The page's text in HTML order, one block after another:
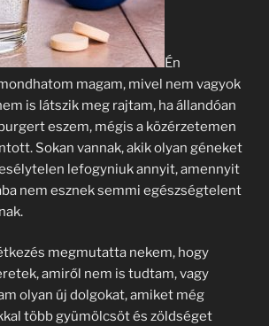
Én
magam, mivel nem vagyok
is látszik meg rajtam, ha állandóan
eszem, mégis a közérzetemen
Sokan vannak, akik olyan géneket
lefogyniuk annyit, amennyit
nem esznek semmi egészségtelent
megmutatta nekem, hogy
amiről nem is tudtam, vagy
olyan új dolgokat, amiket még
több gyümölcsöt és zöldséget